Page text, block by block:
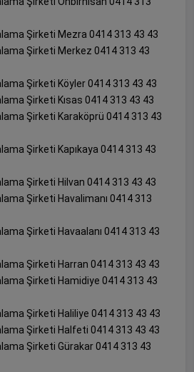
Şirketi Mezra 0414 313 43 43
Şirketi Merkez 0414 313 43
Şirketi Köyler 0414 313 43 43
Şirketi Kısas 0414 313 43 43
Şirketi Karaköprü 0414 313 43
Şirketi Kapıkaya 0414 313 43
Şirketi Hilvan 0414 313 43 43
Şirketi Havalimanı 0414 313
Şirketi Havaalanı 0414 313 43
Şirketi Harran 0414 313 43 43
Şirketi Hamidiye 0414 313 43
Şirketi Haliliye 0414 313 43 43
Şirketi Halfeti 0414 313 43 43
Şirketi Gürakar 0414 313 43